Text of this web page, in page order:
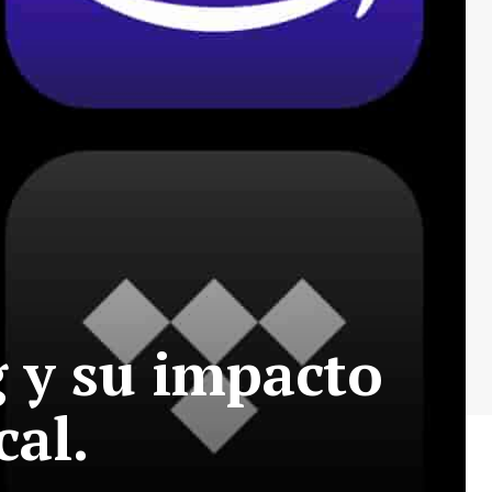
y su impacto